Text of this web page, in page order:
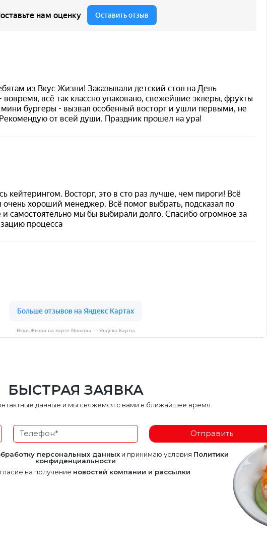
Вкус Жизни на карте Москвы — Яндекс Карты
БЫСТРАЯ ЗАЯВКА
данные и мы свяжемся с вами в ближайшее время
Отправить
персональных данныхи принимаю условия Политики
конфиденциальности
на получение новостей компании и рассылки